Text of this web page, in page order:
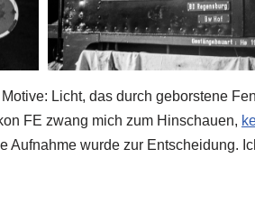
Licht, das durch geborstene
FE zwang mich zum Hinschauen,
Aufnahme wurde zur Entscheidung.